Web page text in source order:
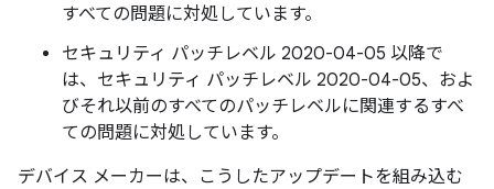
すべての問題に対処しています。
セキュリティ パッチレベル 2020-04-05 以降で
は、セキュリティ パッチレベル 2020-04-05、およ
びそれ以前のすべてのパッチレベルに関連するすべ
ての問題に対処しています。
デバイス メーカーは、こうしたアップデートを組み込む